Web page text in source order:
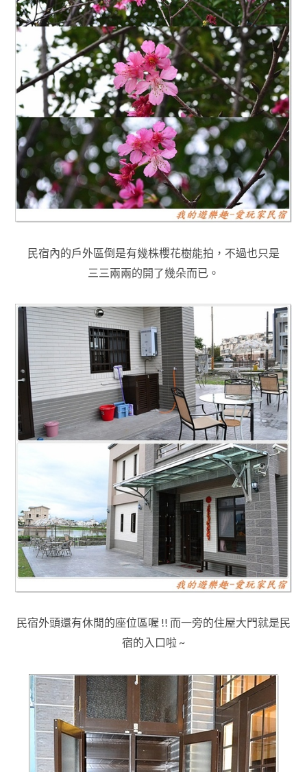
民宿內的戶外區倒是有幾株櫻花樹能拍，不過也只是
三三兩兩的開了幾朵而已 。
民宿外頭還有休閒的座位區喔 !! 而一旁的住屋大門就是民
宿的入口啦 ~